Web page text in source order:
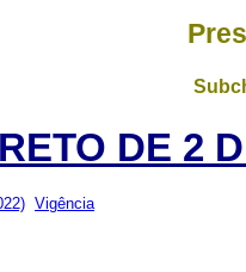
DE 2
Vigência